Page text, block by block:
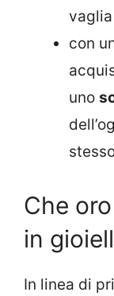
con
uno
Che
in
In linea di